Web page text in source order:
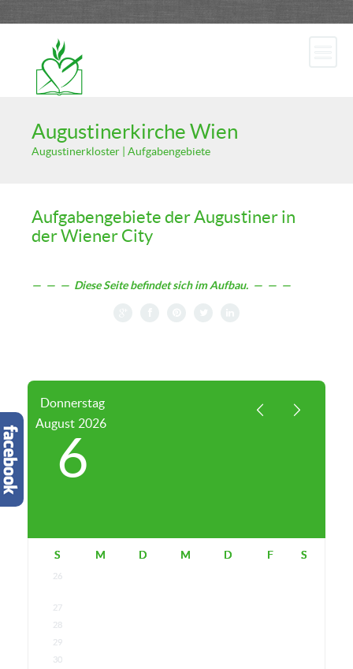
Augustinerkirche Wien
Augustinerkloster | Aufgabengebiete
Aufgabengebiete der Augustiner in
der Wiener City
— — — Diese Seite befindet sich im Aufbau. — — —
Donnerstag
August 2026
6
S M D M D F S
26
27
28
29
30